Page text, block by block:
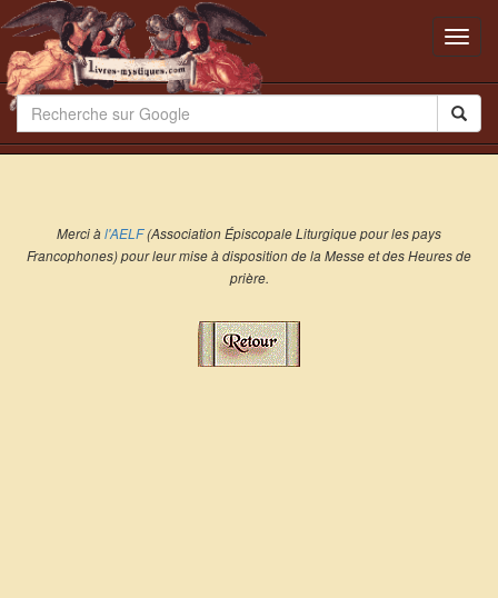
Merci à l'AELF(Association Épiscopale Liturgique pour les pays
Francophones) pour leur mise à disposition de la Messe et des Heures de
prière.